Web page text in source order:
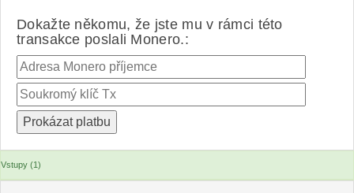
Dokažte někomu, že jste mu v rámci této
transakce poslali Monero.:
Vstupy (1)